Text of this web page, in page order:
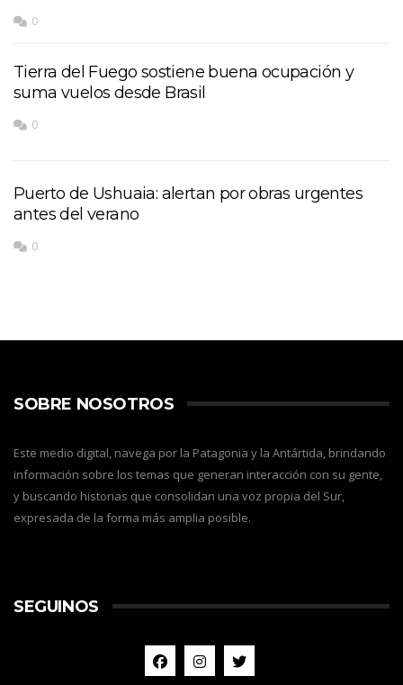
0
Tierra del Fuego sostiene buena ocupación y
suma vuelos desde Brasil
0
Puerto de Ushuaia: alertan por obras urgentes
antes del verano
0
SOBRE NOSOTROS
Este medio digital, navega por la Patagonia y la Antártida, brindando
información sobre los temas que generan interacción con su gente,
y buscando historias que consolidan una voz propia del Sur,
expresada de la forma más amplia posible.
SEGUINOS